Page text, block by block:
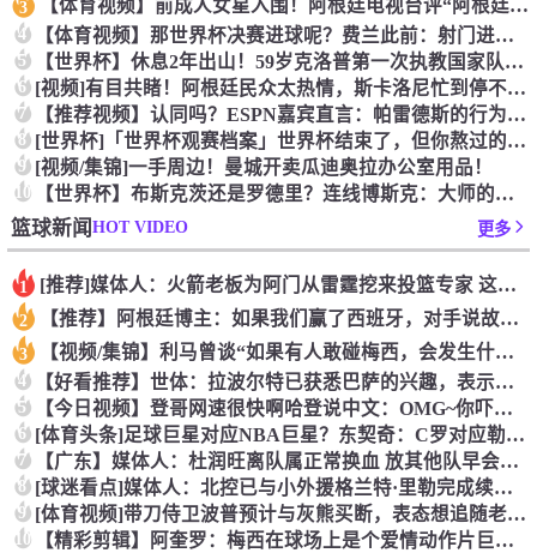
3 【体育视频】前成人女星入围！阿根廷电视台评“阿根廷恐惧症”十
4 【体育视频】那世界杯决赛进球呢？费兰此前：射门进球就跟做那事
5 【世界杯】休息2年出山！59岁克洛普第一次执教国家队，将战欧
6 [视频]有目共睹！阿根廷民众太热情，斯卡洛尼忙到停不下来！
7 【推荐视频】认同吗？ESPN嘉宾直言：帕雷德斯的行为无法容忍
8 [世界杯]「世界杯观赛档案」世界杯结束了，但你熬过的每一个夜
9 [视频/集锦]一手周边！曼城开卖瓜迪奥拉办公室用品！
10 【世界杯】布斯克茨还是罗德里？连线博斯克：大师的选择会是谁？
篮球新闻HOT VIDEO 更多
1 [推荐]媒体人：火箭老板为阿门从雷霆挖来投篮专家 这次真是慷
2 【推荐】阿根廷博主：如果我们赢了西班牙，对手说故意放水，我们
3 【视频/集锦】利马曾谈“如果有人敢碰梅西，会发生什么”：这种
4 【好看推荐】世体：拉波尔特已获悉巴萨的兴趣，表示一切交由毕巴
5 【今日视频】登哥网速很快啊哈登说中文：OMG~你吓到我了~
6 [体育头条]足球巨星对应NBA巨星？东契奇：C罗对应勒布朗，
7 【广东】媒体人：杜润旺离队属正常换血 放其他队早会让他兼助教
8 [球迷看点]媒体人：北控已与小外援格兰特·里勒完成续约 大外
9 [体育视频]带刀侍卫波普预计与灰熊买断，表态想追随老詹去到新
10 【精彩剪辑】阿奎罗：梅西在球场上是个爱情动作片巨星，把所有人